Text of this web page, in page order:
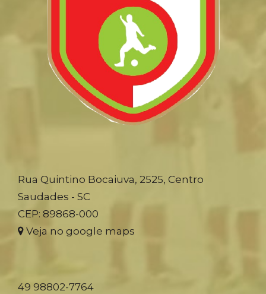
Rua Quintino Bocaiuva, 2525, Centro
Saudades - SC
CEP: 89868-000
Veja no google maps
49 98802-7764